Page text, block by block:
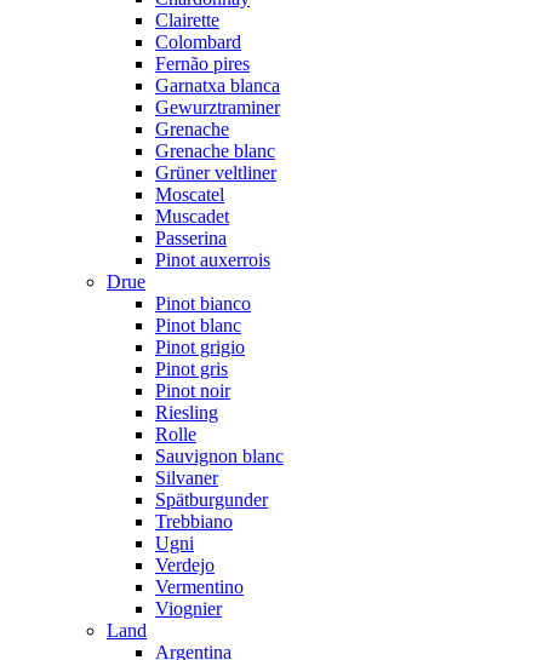
Clairette
Colombard
Fernão pires
Garnatxa blanca
Gewurztraminer
Grenache
Grenache blanc
Grüner veltliner
Moscatel
Muscadet
Passerina
Pinot auxerrois
Drue
Pinot bianco
Pinot blanc
Pinot grigio
Pinot gris
Pinot noir
Riesling
Rolle
Sauvignon blanc
Silvaner
Spätburgunder
Trebbiano
Ugni
Verdejo
Vermentino
Viognier
Land
Argentina